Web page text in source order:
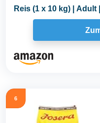
Reis (1 x 10 kg) |
6